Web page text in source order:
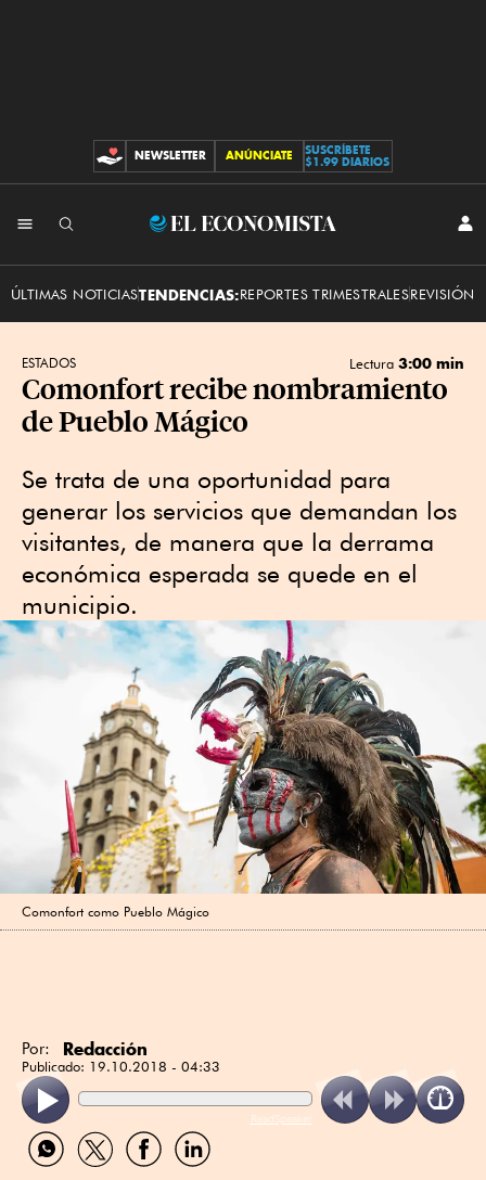
CONTRIBUCIONES
NEWSLETTER ANÚNCIATE
SUSCRÍBETE
$1.99 DIARIOS
El
ÚLTIMAS NOTICIASTENDENCIAS:REPORTES TRIMESTRALESREVISIÓN
ESTADOS Lectura 3:00 min
Comonfort recibe nombramiento
de Pueblo Mágico
Se trata de una oportunidad para
generar los servicios que demandan los
visitantes, de manera que la derrama
económica esperada se quede en el
municipio.
Comonfort como Pueblo Mágico
Por: Redacción
Publicado: 19.10.2018 - 04:33
ReadSpeaker
Compartir
por
Compartir
por
Compartir
por
Compartir
por